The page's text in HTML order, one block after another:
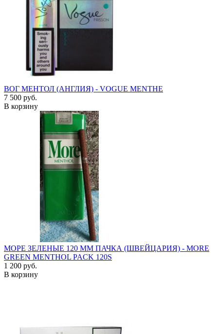
ВОГ МЕНТОЛ (АНГЛИЯ) - VOGUE MENTHE
7 500 руб.
В корзину
МОРЕ ЗЕЛЕНЫЕ 120 ММ ПАЧКА (ШВЕЙЦАРИЯ) - MORE
GREEN MENTHOL PACK 120S
1 200 руб.
В корзину